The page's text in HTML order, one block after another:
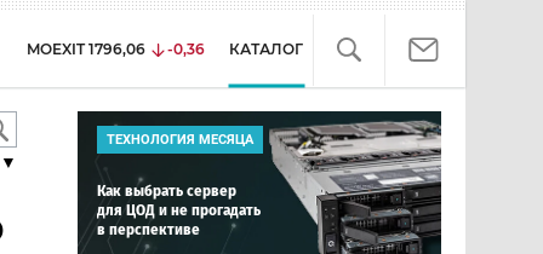
MOEXIT 1796,06 -0,36 КАТАЛОГ
▼
ТЕХНОЛОГИЯ МЕСЯЦА
Как выбрать сервер
для ЦОД и не прогадать
в перспективе